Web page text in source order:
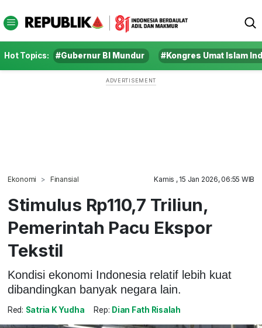
Hot Topics: #Gubernur BI Mundur #Kongres Umat Islam
Ekonomi Finansial Kamis , 15 Jan 2026, 06:55 WIB
Stimulus Rp110,7 Triliun,
Pemerintah Pacu Ekspor
Tekstil
Kondisi ekonomi Indonesia relatif lebih kuat
dibandingkan banyak negara lain.
Red: Satria K Yudha Rep: Dian Fath Risalah